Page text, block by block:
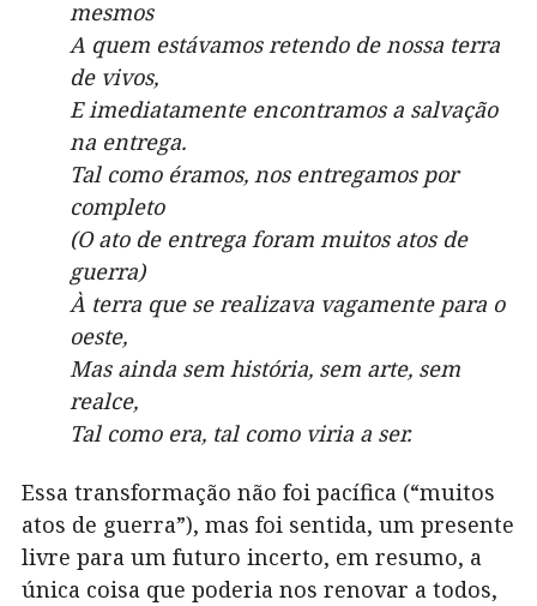
mesmos
A quem estávamos retendo de nossa terra
de vivos,
E imediatamente encontramos a salvação
na entrega.
Tal como éramos, nos entregamos por
completo
(O ato de entrega foram muitos atos de
guerra)
À terra que se realizava vagamente para o
oeste,
Mas ainda sem história, sem arte, sem
realce,
Tal como era, tal como viria a ser.
Essa transformação não foi pacífica (“muitos
atos de guerra”), mas foi sentida, um presente
livre para um futuro incerto, em resumo, a
única coisa que poderia nos renovar a todos,